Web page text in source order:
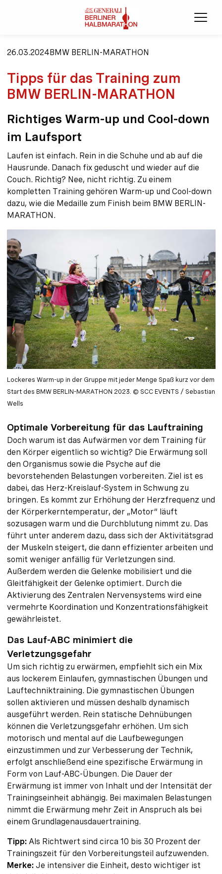
26.03.2024BMW BERLIN-MARATHON
Tipps für das Training zum
BMW BERLIN-MARATHON
Richtiges Warm-up und Cool-down
im Laufsport
Laufen ist einfach. Rein in die Schuhe und ab auf die
Hausrunde. Danach fix geduscht und wieder auf die
Couch. Richtig? Nee, nicht richtig. Zu einem
kompletten Training gehören Warm-up und Cool-down
dazu, wie die Medaille zum Finish beim BMW BERLIN-
MARATHON.
Lockeres Warm-up in der Gruppe mit jeder Menge Spaß kurz vor dem
Start des BMW BERLIN-MARATHON 2023. © SCC EVENTS / Sebastian
Wells
Optimale Vorbereitung für das Lauftraining
Doch warum ist das Aufwärmen vor dem Training für
den Körper eigentlich so wichtig? Die Erwärmung soll
den Organismus sowie die Psyche auf die
bevorstehenden Belastungen vorbereiten. Ziel ist es
dabei, das Herz-Kreislauf-System in Schwung zu
bringen. Es kommt zur Erhöhung der Herzfrequenz und
der Körperkerntemperatur, der „Motor“ läuft
sozusagen warm und die Durchblutung nimmt zu. Das
führt unter anderem dazu, dass sich der Aktivitätsgrad
der Muskeln steigert, die dann effizienter arbeiten und
somit weniger anfällig für Verletzungen sind.
Außerdem werden die Gelenke mobilisiert und die
Gleitfähigkeit der Gelenke optimiert. Durch die
Aktivierung des Zentralen Nervensystems wird eine
vermehrte Koordination und Konzentrationsfähigkeit
gewährleistet.
Das Lauf-ABC minimiert die
Verletzungsgefahr
Um sich richtig zu erwärmen, empfiehlt sich ein Mix
aus lockerem Einlaufen, gymnastischen Übungen und
Lauftechniktraining. Die gymnastischen Übungen
sollen aktivieren und müssen deshalb dynamisch
ausgeführt werden. Rein statische Dehnübungen
können die Verletzungsgefahr erhöhen. Um sich
motorisch und mental auf die Laufbewegungen
einzustimmen und zur Verbesserung der Technik,
erfolgt anschließend eine spezifische Erwärmung in
Form von Lauf-ABC-Übungen. Die Dauer der
Erwärmung ist immer von Inhalt und der Intensität der
Trainingseinheit abhängig. Bei maximalen Belastungen
nimmt die Erwärmung mehr Zeit in Anspruch als bei
einem Grundlagenausdauertraining.
Tipp: Als Richtwert sind circa 10 bis 30 Prozent der
Trainingszeit für den Vorbereitungsteil aufzuwenden.
Merke: Je intensiver die Einheit, desto wichtiger ist